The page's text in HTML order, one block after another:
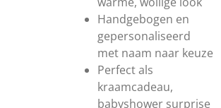
Handgebogen en
gepersonaliseerd
met naam naar keuze
Perfect als
kraamcadeau,
babyshower surprise